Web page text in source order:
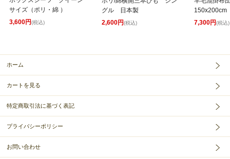
サイズ（ポリ・綿 ）
3,600円(税込)
グル 日本製
2,600円(税込)
150x200cm
7,300円(税込)
ホーム
カートを見る
特定商取引法に基づく表記
プライバシーポリシー
お問い合わせ